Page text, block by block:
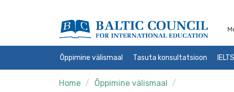
Õppimine välismaal Tasuta konsultatsioon IELTS
Home Õppimine välismaal